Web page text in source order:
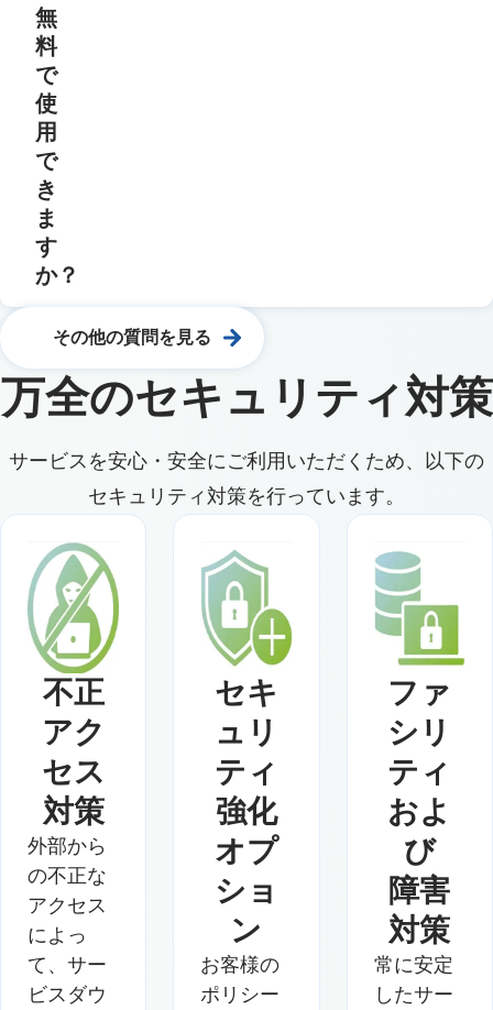
無
料
で
使
用
で
き
ま
す
か？
その他の質問を見る
万全のセキュリティ対策
サービスを安心・安全にご利用いただくため、以下の
セキュリティ対策を行っています。
不正
アク
セス
対策
外部から
の不正な
アクセス
によっ
て、サー
ビスダウ
セキ
ュリ
ティ
強化
オプ
ショ
ン
お客様の
ポリシー
ファ
シリ
ティ
およ
び
障害
対策
常に安定
したサー